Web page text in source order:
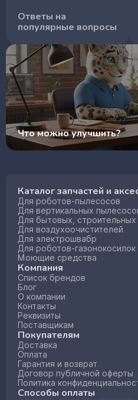
Ответы на
популярные вопросы
Что можно улучшить?
Каталог запчастей и
Для роботов-пылесосов
Для вертикальных
Для бытовых,
Для воздухоочистителей
Для электрошвабр
Для роботов-газонокосилок
Моющие средства
Компания
Список брендов
Блог
О компании
Контакты
Реквизиты
Поставщикам
Покупателям
Доставка
Оплата
Гарантия и возврат
Договор публичной оферты
Политика
Способы оплаты